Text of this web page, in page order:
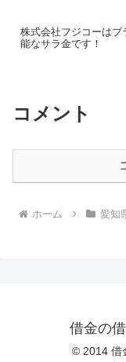
株式会社フジコーはブ
能なサラ金です！
コメント
ホーム 愛知
借金の
© 2014 借